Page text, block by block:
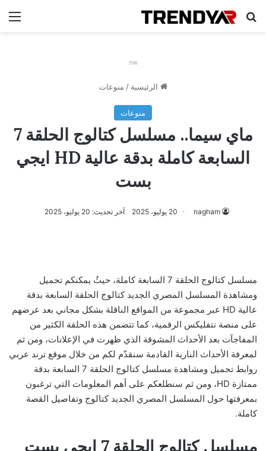
بحث عن
nw
الرئيسية / منوعات
منوعات
ماي سيما.. مسلسل كتالوج الحلقة 7
السابعة كاملة بدقة عالية HD ايجي
بست
nagham 20 يوليو، 2025 آخر تحديث: 20 يوليو، 2025
مسلسل كتالوج الحلقة 7 السابعة كاملة، حيثُ يمكنكم تحميل
ومشاهدة المسلسل المصري الجديد كتالوج الحلقة السابعة بدقة
عالية HD عبر مجموعة من المواقع الناقلة بشكل مجاني بعد عرضهم
على منصة نتفليكس الرقمية، كما تتضمن هذه الحلقة الكثير من
المفاجآت بعد الأحداث المشوقة الذي ظهرت في الإعلانات، ومن ثم
لمعرفة الأحداث النارية القادمة سنقدّم لكم من خلال موقع ترند عربي
روابط تحميل ومشاهدة مسلسل كتالوج الحلقة 7 السابعة بدقة
ممتازة HD، ومن ثم سنطلعكم على أهم المعلومات التي ترغبون
بمعرفتها حول المسلسل المصري الجديد كتالوج وتفاصيل القصة
كاملة.
مسلسل كتالوج الحلقة 7 ايجي بست